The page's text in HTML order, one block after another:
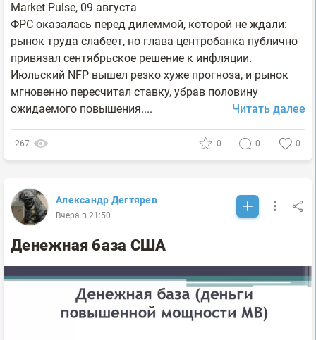
Market Pulse, 09 августа
ФРС оказалась перед дилеммой, которой не ждали:
рынок труда слабеет, но глава центробанка публично
привязал сентябрьское решение к инфляции.
Июльский NFP вышел резко хуже прогноза, и рынок
мгновенно пересчитал ставку, убрав половину
ожидаемого повышения....
Читать далее
267 0 0 0
Александр Дегтярев
Вчера в 21:50
Денежная база США